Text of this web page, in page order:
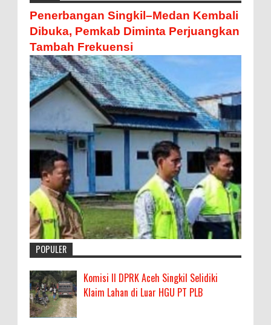
Penerbangan Singkil–Medan Kembali
Dibuka, Pemkab Diminta Perjuangkan
Tambah Frekuensi
POPULER
Komisi II DPRK Aceh Singkil Selidiki
Klaim Lahan di Luar HGU PT PLB